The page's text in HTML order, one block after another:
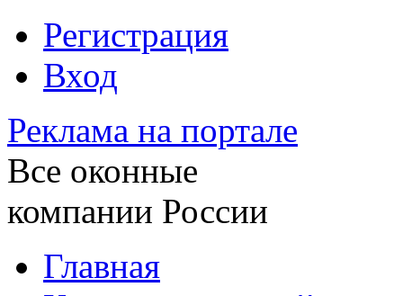
Регистрация
Вход
Реклама на портале
Все оконные
компании России
Главная